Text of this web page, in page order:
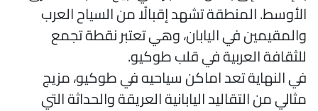
المنطقة تشهد إقبالًا من السياح العرب
في اليابان، وهي تعتبر نقطة تجمع
العربية في قلب طوكيو.
النهاية تعد اماكن سياحيه في طوكيو، مزيج
من التقاليد اليابانية العريقة والحداثة التي